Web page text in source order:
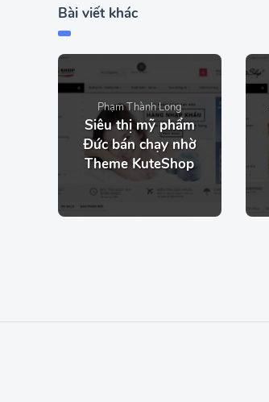
Bài viết khác
Phạm Thành Long
Siêu thị mỹ phẩm
Đức bán chạy nhờ
Theme KuteShop